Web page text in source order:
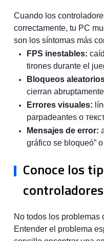
Cuando los
correctamente, tu PC
son los síntomas más
FPS inestables:
tirones durante el
Bloqueos
cierran
Errores visuales:
parpadeantes o
Mensajes de error:
gráfico se bloqueó”
Conoce los
No todos los problemas
Entender el problema